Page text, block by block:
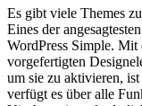
Es gibt viele Themes
Eines der
WordPress Simple.
vorgefertigten
um sie zu aktivieren,
verfügt es über alle